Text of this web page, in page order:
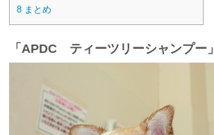
8 まとめ
「APDC ティーツリーシャンプー」